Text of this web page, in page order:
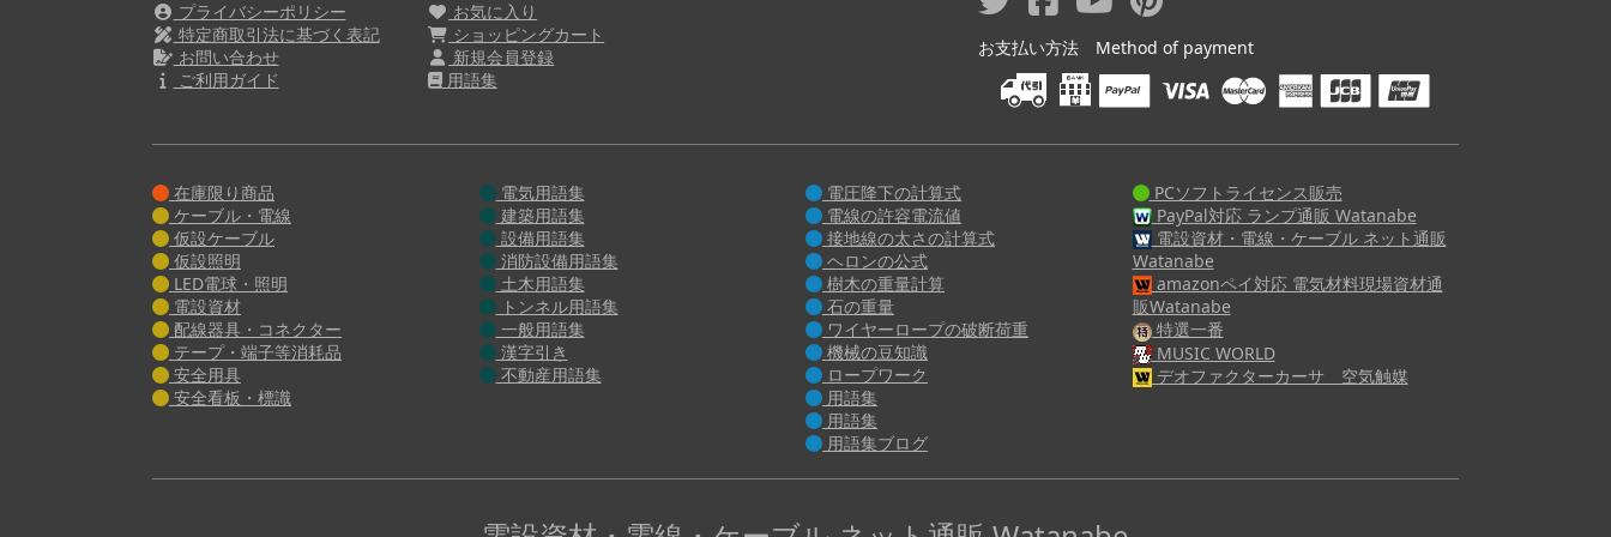
プライバシーポリシー
特定商取引法に基づく表記
お問い合わせ
ご利用ガイド
お気に入り
ショッピングカート
新規会員登録
用語集
お支払い方法 Method of payment
在庫限り商品
ケーブル・電線
仮設ケーブル
仮設照明
LED電球・照明
電設資材
配線器具・コネクター
テープ・端子等消耗品
安全用具
安全看板・標識
電気用語集
建築用語集
設備用語集
消防設備用語集
土木用語集
トンネル用語集
一般用語集
漢字引き
不動産用語集
電圧降下の計算式
電線の許容電流値
接地線の太さの計算式
ヘロンの公式
樹木の重量計算
石の重量
ワイヤーロープの破断荷重
機械の豆知識
ロープワーク
用語集
用語集
用語集ブログ
PCソフトライセンス販売
PayPal対応 ランプ通販 Watanabe
電設資材・電線・ケーブル ネット通販
Watanabe
amazonペイ対応 電気材料現場資材通
販Watanabe
特選一番
MUSIC WORLD
デオファクターカーサ 空気触媒